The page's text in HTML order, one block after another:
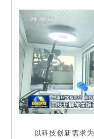
以科技创新需求为